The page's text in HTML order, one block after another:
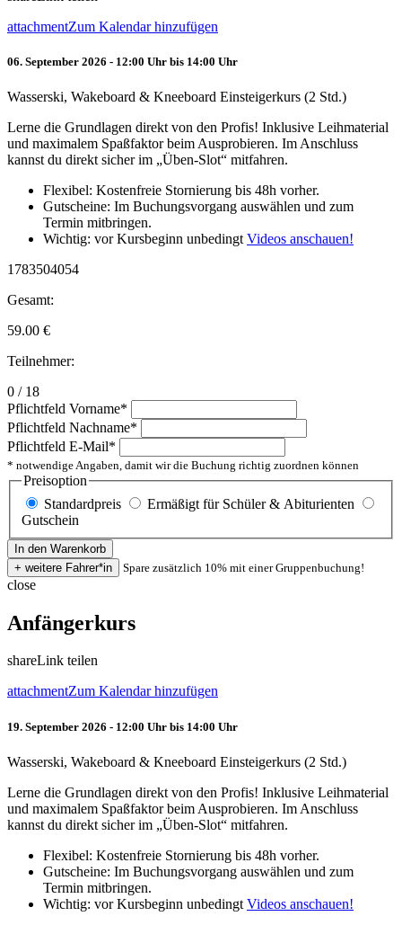
attachmentZum Kalendar hinzufügen
06. September 2026 - 12:00 Uhr bis 14:00 Uhr
Wasserski, Wakeboard & Kneeboard Einsteigerkurs (2 Std.)
Lerne die Grundlagen direkt von den Profis! Inklusive Leihmaterial
und maximalem Spaßfaktor beim Ausprobieren. Im Anschluss
kannst du direkt sicher im „Üben-Slot“ mitfahren.
Flexibel: Kostenfreie Stornierung bis 48h vorher.
Gutscheine: Im Buchungsvorgang auswählen und zum
Termin mitbringen.
Wichtig: vor Kursbeginn unbedingt Videos anschauen!
1783504054
Gesamt:
59.00 €
Teilnehmer:
0 / 18
Pflichtfeld Vorname*
Pflichtfeld Nachname*
Pflichtfeld E-Mail*
* notwendige Angaben, damit wir die Buchung richtig zuordnen können
Preisoption
Standardpreis
Ermäßigt für Schüler & Abiturienten
Gutschein
Spare zusätzlich 10% mit einer Gruppenbuchung!
close
Anfängerkurs
shareLink teilen
attachmentZum Kalendar hinzufügen
19. September 2026 - 12:00 Uhr bis 14:00 Uhr
Wasserski, Wakeboard & Kneeboard Einsteigerkurs (2 Std.)
Lerne die Grundlagen direkt von den Profis! Inklusive Leihmaterial
und maximalem Spaßfaktor beim Ausprobieren. Im Anschluss
kannst du direkt sicher im „Üben-Slot“ mitfahren.
Flexibel: Kostenfreie Stornierung bis 48h vorher.
Gutscheine: Im Buchungsvorgang auswählen und zum
Termin mitbringen.
Wichtig: vor Kursbeginn unbedingt Videos anschauen!